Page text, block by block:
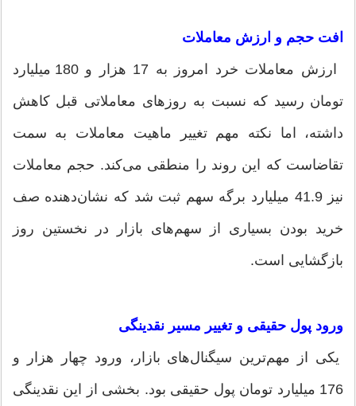
افت حجم و ارزش معاملات
ارزش معاملات خرد امروز به 17 هزار و 180 میلیارد
تومان رسید که نسبت به روزهای معاملاتی قبل کاهش
داشته، اما نکته مهم تغییر ماهیت معاملات به سمت
تقاضاست که این روند را منطقی می‌کند. حجم معاملات
نیز 41.9 میلیارد برگه سهم ثبت شد که نشان‌دهنده صف
خرید بودن بسیاری از سهم‌های بازار در نخستین روز
بازگشایی است.
ورود پول حقیقی و تغییر مسیر نقدینگی
یکی از مهم‌ترین سیگنال‌های بازار، ورود چهار هزار و
176 میلیارد تومان پول حقیقی بود. بخشی از این نقدینگی